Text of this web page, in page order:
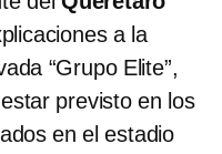
a la
“Grupo Elite”,
previsto en los
en el estadio